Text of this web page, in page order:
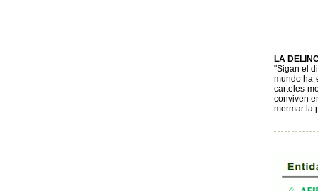
LA
"Sigan el
mundo ha
carteles
conviven
mermar la